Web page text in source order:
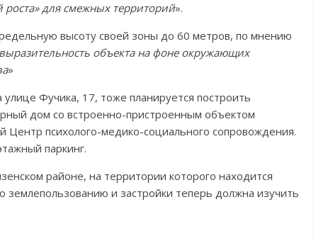
роста» для смежных территорий».
высоту своей зоны до 60 метров, по мнению
объекта на фоне окружающих
»
Фучика, 17, тоже планируется построить
дом со встроенно-пристроенным объектом
Центр психолого-медико-социального сопровождения.
паркинг.
районе, на территории которого находится
землепользованию и застройки теперь должна изучить